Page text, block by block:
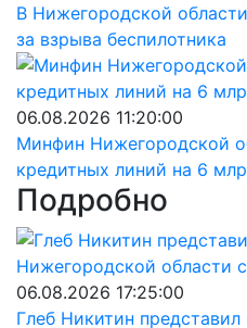
В Нижегородской
за взрыва беспилотника
06.08.2026 11:20:00
Минфин Нижегородской
кредитных линий на 6
Подробно
06.08.2026 17:25:00
Глеб Никитин